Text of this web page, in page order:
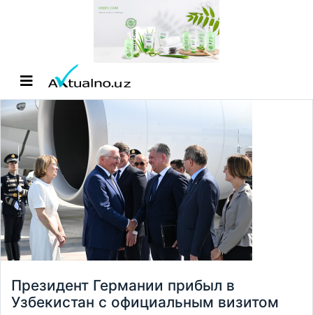
Президент Германии прибыл в
Узбекистан с официальным визитом